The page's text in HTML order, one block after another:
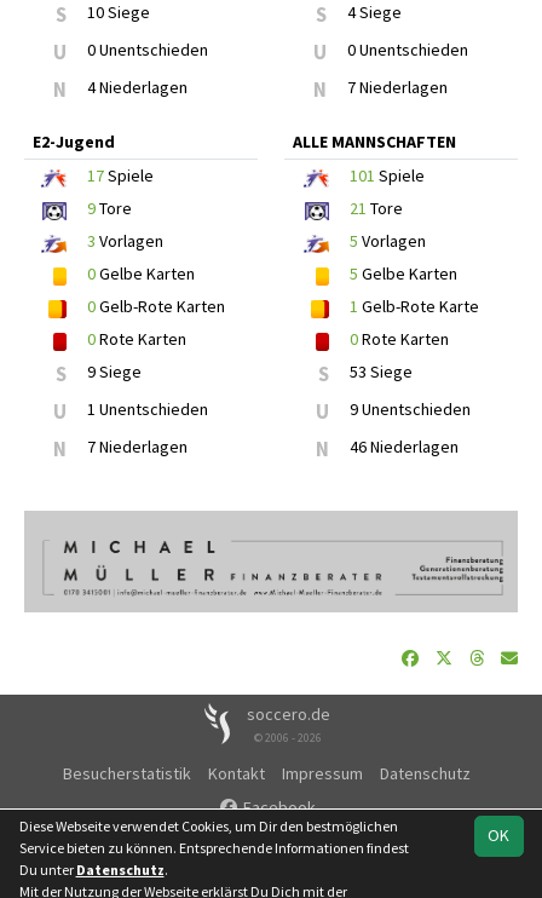
S 10 Siege
U 0 Unentschieden
N 4 Niederlagen
S 4 Siege
U 0 Unentschieden
N 7 Niederlagen
E2-Jugend
17Spiele
9Tore
3 Vorlagen
0Gelbe Karten
0Gelb-Rote Karten
0Rote Karten
S 9 Siege
U 1 Unentschieden
N 7 Niederlagen
ALLE MANNSCHAFTEN
101 Spiele
21 Tore
5 Vorlagen
5 Gelbe Karten
1 Gelb-Rote Karte
0Rote Karten
S 53 Siege
U 9 Unentschieden
N 46 Niederlagen
soccero.de
© 2006 - 2026
Besucherstatistik Kontakt Impressum
Datenschutz
Facebook
OK
Diese Webseite verwendet Cookies, um Dir den bestmöglichen
Service bieten zu können. Entsprechende Informationen findest
Du unter Datenschutz.
Mit der Nutzung der Webseite erklärst Du Dich mit der